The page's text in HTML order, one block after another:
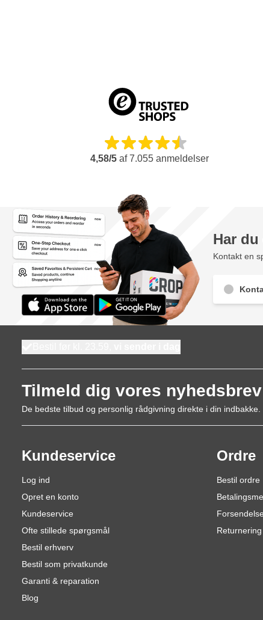
4,58/5af7.055anmeldelser
Har
Kontakt en
Tilmeld dig vores nyhedsbrev
De bedste tilbud og personlig rådgivning direkte i din indbakke.
Kundeservice
Log ind
Opret en konto
Kundeservice
Ofte stillede spørgsmål
Bestil erhverv
Bestil som privatkunde
Garanti & reparation
Blog
Ordre
Bestil ordre
Returnering